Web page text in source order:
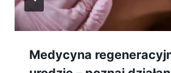
Medycyna